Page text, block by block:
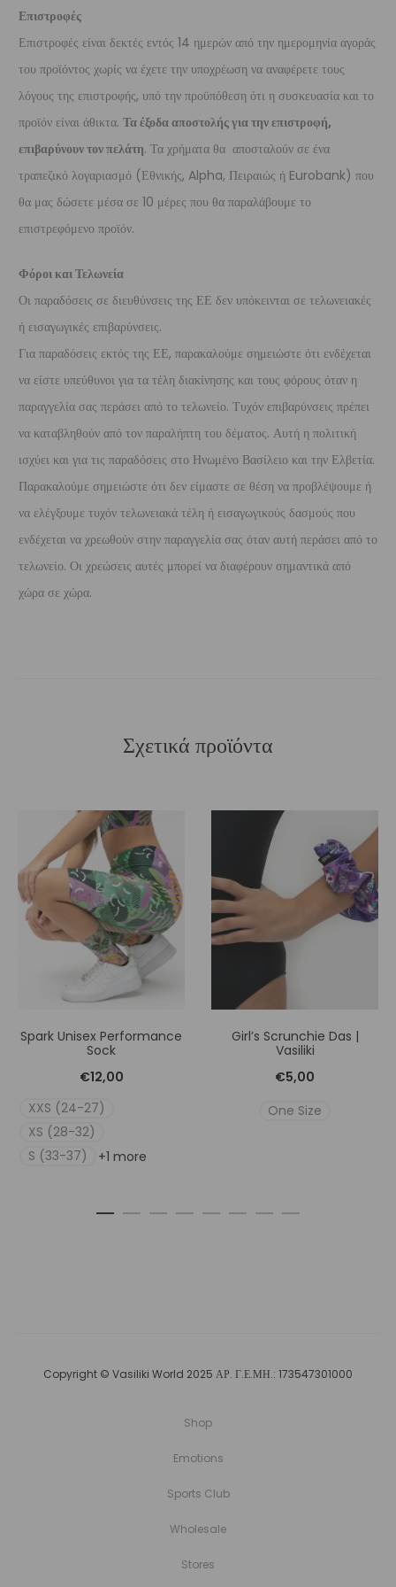
Επιστροφές
Επιστροφές είναι δεκτές εντός 14 ημερών από την ημερομηνία αγοράς
του προϊόντος χωρίς να έχετε την υποχρέωση να αναφέρετε τους
λόγους της επιστροφής, υπό την προϋπόθεση ότι η συσκευασία και το
προϊόν είναι άθικτα. Τα έξοδα αποστολής για την επιστροφή,
επιβαρύνουν τον πελάτη. Τα χρήματα θα αποσταλούν σε ένα
τραπεζικό λογαριασμό (Εθνικής, Alpha, Πειραιώς ή Eurobank) που
θα μας δώσετε μέσα σε 10 μέρες που θα παραλάβουμε το
επιστρεφόμενο προϊόν.
Φόροι και Τελωνεία
Οι παραδόσεις σε διευθύνσεις της ΕΕ δεν υπόκεινται σε τελωνειακές
ή εισαγωγικές επιβαρύνσεις.
Για παραδόσεις εκτός της ΕΕ, παρακαλούμε σημειώστε ότι ενδέχεται
να είστε υπεύθυνοι για τα τέλη διακίνησης και τους φόρους όταν η
παραγγελία σας περάσει από το τελωνείο. Τυχόν επιβαρύνσεις πρέπει
να καταβληθούν από τον παραλήπτη του δέματος. Αυτή η πολιτική
ισχύει και για τις παραδόσεις στο Ηνωμένο Βασίλειο και την Ελβετία.
Παρακαλούμε σημειώστε ότι δεν είμαστε σε θέση να προβλέψουμε ή
να ελέγξουμε τυχόν τελωνειακά τέλη ή εισαγωγικούς δασμούς που
ενδέχεται να χρεωθούν στην παραγγελία σας όταν αυτή περάσει από το
τελωνείο. Οι χρεώσεις αυτές μπορεί να διαφέρουν σημαντικά από
χώρα σε χώρα.
Σχετικά προϊόντα
Spark Unisex Performance
Sock
€12,00
XXS (24-27)
XS (28-32)
S (33-37)
+1 more
Girl’s Scrunchie Das |
Vasiliki
€5,00
One Size
Copyright © Vasiliki World 2025 ΑΡ. Γ.Ε.ΜΗ.: 173547301000
Shop
Emotions
Sports Club
Wholesale
Stores